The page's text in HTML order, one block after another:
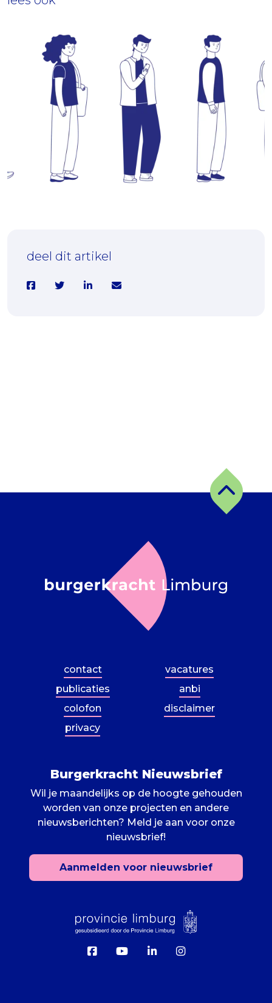
bent belangrijk
deel dit artikel
contact
vacatures
publicaties
anbi
colofon
disclaimer
privacy
Burgerkracht Nieuwsbrief
Wil je maandelijks op de hoogte gehouden
worden van onze projecten en andere
nieuwsberichten? Meld je aan voor onze
nieuwsbrief!
Aanmelden voor nieuwsbrief